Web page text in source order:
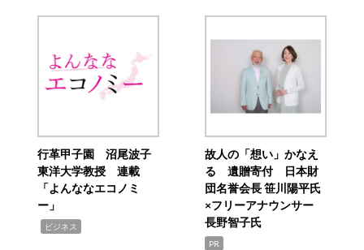
行革甲子園 沼尾波子
東洋大学教授 連載
「よんななエコノミ
ー」
ビジネス
故人の「想い」かなえ
る 遺贈寄付 日本財
団名誉会長 笹川陽平氏
×フリーアナウンサー
長野智子氏
PR